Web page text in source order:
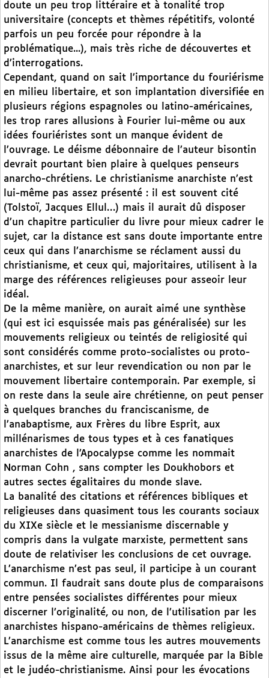
doute un peu trop littéraire et à tonalité trop
universitaire (concepts et thèmes répétitifs, volonté
parfois un peu forcée pour répondre à la
problématique...), mais très riche de découvertes et
d’interrogations.
Cependant, quand on sait l’importance du fouriérisme
en milieu libertaire, et son implantation diversifiée en
plusieurs régions espagnoles ou latino-américaines,
les trop rares allusions à Fourier lui-même ou aux
idées fouriéristes sont un manque évident de
l’ouvrage. Le déisme débonnaire de l’auteur bisontin
devrait pourtant bien plaire à quelques penseurs
anarcho-chrétiens. Le christianisme anarchiste n’est
lui-même pas assez présenté : il est souvent cité
(Tolstoï, Jacques Ellul…) mais il aurait dû disposer
d’un chapitre particulier du livre pour mieux cadrer le
sujet, car la distance est sans doute importante entre
ceux qui dans l’anarchisme se réclament aussi du
christianisme, et ceux qui, majoritaires, utilisent à la
marge des références religieuses pour asseoir leur
idéal.
De la même manière, on aurait aimé une synthèse
(qui est ici esquissée mais pas généralisée) sur les
mouvements religieux ou teintés de religiosité qui
sont considérés comme proto-socialistes ou proto-
anarchistes, et sur leur revendication ou non par le
mouvement libertaire contemporain. Par exemple, si
on reste dans la seule aire chrétienne, on peut penser
à quelques branches du franciscanisme, de
l’anabaptisme, aux Frères du libre Esprit, aux
millénarismes de tous types et à ces fanatiques
anarchistes de l’Apocalypse comme les nommait
Norman Cohn , sans compter les Doukhobors et
autres sectes égalitaires du monde slave.
La banalité des citations et références bibliques et
religieuses dans quasiment tous les courants sociaux
du XIXe siècle et le messianisme discernable y
compris dans la vulgate marxiste, permettent sans
doute de relativiser les conclusions de cet ouvrage.
L’anarchisme n’est pas seul, il participe à un courant
commun. Il faudrait sans doute plus de comparaisons
entre pensées socialistes différentes pour mieux
discerner l’originalité, ou non, de l’utilisation par les
anarchistes hispano-américains de thèmes religieux.
L’anarchisme est comme tous les autres mouvements
issus de la même aire culturelle, marquée par la Bible
et le judéo-christianisme. Ainsi pour les évocations